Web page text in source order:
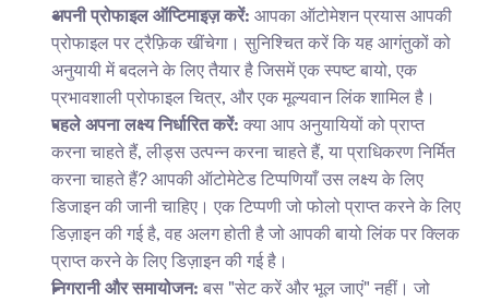
अपनी प्रोफाइल ऑप्टिमाइज़ करें: आपका ऑटोमेशन प्रयास आपकी
प्रोफाइल पर ट्रैफ़िक खींचेगा। सुनिश्चित करें कि यह आगंतुकों को
अनुयायी में बदलने के लिए तैयार है जिसमें एक स्पष्ट बायो, एक
प्रभावशाली प्रोफाइल चित्र, और एक मूल्यवान लिंक शामिल है।
पहले अपना लक्ष्य निर्धारित करें: क्या आप अनुयायियों को प्राप्त
करना चाहते हैं, लीड्स उत्पन्न करना चाहते हैं, या प्राधिकरण निर्मित
करना चाहते हैं? आपकी ऑटोमेटेड टिप्पणियाँ उस लक्ष्य के लिए
डिजाइन की जानी चाहिए। एक टिप्पणी जो फोलो प्राप्त करने के लिए
डिज़ाइन की गई है, वह अलग होती है जो आपकी बायो लिंक पर क्लिक
प्राप्त करने के लिए डिज़ाइन की गई है।
निगरानी और समायोजन: बस "सेट करें और भूल जाएं" नहीं। जो